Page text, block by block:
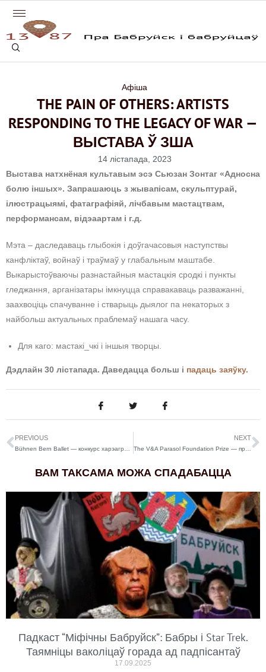
Афіша
THE PAIN OF OTHERS: ARTISTS
RESPONDING TO THE LEGACY OF WAR —
ВЫСТАВА Ў ЗША
14 лістапада, 2023
Выстава натхнёная культавым эсэ Сьюзан Зонтаг «Адносна
болю іншых». Запрашаюць з жывапісам, скульптурай,
ілюстрацыямі, фатаграфіяй, лічбавым мастацтвам,
перформансам, відэаартам і г.д.
Мэта – даследаваць глыбокія і доўгачасовыя наступствы
канфліктаў, войнаў і траўмаў у глабальным маштабе.
Выкарыстоўваючы разнастайныя мастацкія сродкі і пункты
гледжання, арганізатары імкнуцца справакаваць разважанні,
заахвоціць спачуванне і стварыць дыялог па некаторых з
найбольш актуальных праблемаў нашага часу.
Для каго: мастакі_чкі і іншыя творцы.
Дэдлайн 30 лістапада. Даведацца больш і падаць заяўку.
PREVIOUS NEXT
ВАМ ТАКСАМА МОЖА СПАДАБАЦЦА
Падкаст “Міфічны Бабруйск”: Бабры і Star Trek.
Таямніцы ваколіцаў горада ад падпісантаў
17.09.2025